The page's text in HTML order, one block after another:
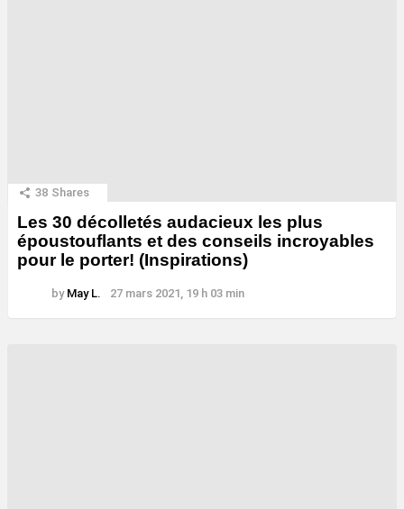
38 Shares
Les 30 décolletés audacieux les plus
époustouflants et des conseils incroyables
pour le porter! (Inspirations)
by May L. 27 mars 2021, 19 h 03 min